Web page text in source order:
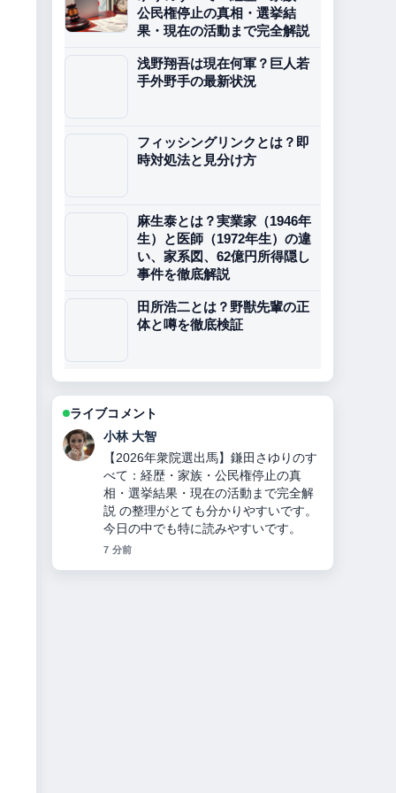
公民権停止の真相・選挙結
果・現在の活動まで完全解説
浅野翔吾は現在何軍？巨人若
手外野手の最新状況
フィッシングリンクとは？即
時対処法と見分け方
麻生泰とは？実業家（1946年
生）と医師（1972年生）の違
い、家系図、62億円所得隠し
事件を徹底解説
田所浩二とは？野獣先輩の正
体と噂を徹底検証
ライブコメント
田中 美咲
【2025年最新】楊洋（ヤン・ヤン）の
年収37億円の内訳と結婚・熱愛の真
相、ディリラバとの関係を徹底解説 を
追っていますが、この解説は落ち着い
ていて信頼できます。
9 分前